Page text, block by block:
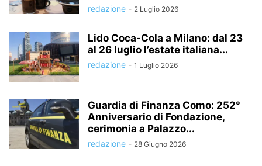
redazione - 2 Luglio 2026
Lido Coca-Cola a Milano: dal 23
al 26 luglio l’estate italiana...
redazione - 1 Luglio 2026
Guardia di Finanza Como: 252°
Anniversario di Fondazione,
cerimonia a Palazzo...
redazione - 28 Giugno 2026